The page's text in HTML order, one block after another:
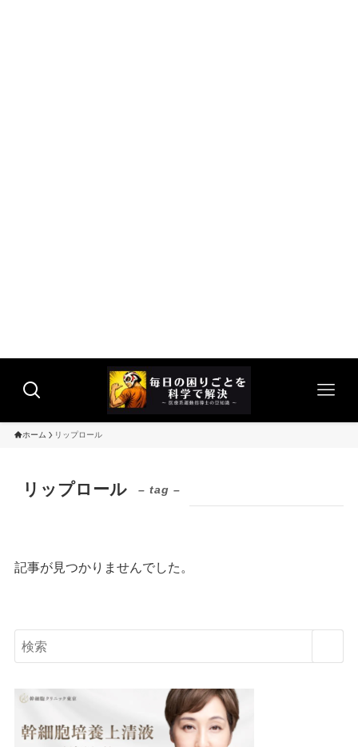
ホーム リップロール
リップロール – tag –
記事が見つかりませんでした。